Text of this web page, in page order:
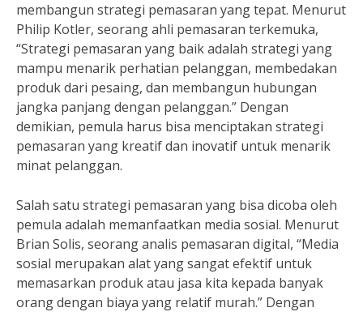
membangun strategi pemasaran yang tepat. Menurut
Philip Kotler, seorang ahli pemasaran terkemuka,
“Strategi pemasaran yang baik adalah strategi yang
mampu menarik perhatian pelanggan, membedakan
produk dari pesaing, dan membangun hubungan
jangka panjang dengan pelanggan.” Dengan
demikian, pemula harus bisa menciptakan strategi
pemasaran yang kreatif dan inovatif untuk menarik
minat pelanggan.
Salah satu strategi pemasaran yang bisa dicoba oleh
pemula adalah memanfaatkan media sosial. Menurut
Brian Solis, seorang analis pemasaran digital, “Media
sosial merupakan alat yang sangat efektif untuk
memasarkan produk atau jasa kita kepada banyak
orang dengan biaya yang relatif murah.” Dengan